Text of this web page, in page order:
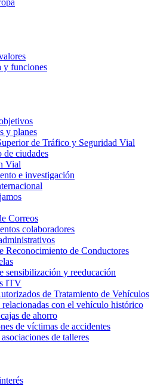
y funciones
y planes
de Tráfico y Seguridad Vial
de ciudades
Vial
e investigación
Correos
colaboradores
Reconocimiento de Conductores
sensibilización y reeducación
ITV
de Tratamiento de Vehículos
relacionadas con el vehículo histórico
de ahorro
de víctimas de accidentes
de talleres